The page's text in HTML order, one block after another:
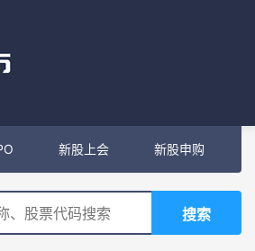
新股上会 新股申购
搜索